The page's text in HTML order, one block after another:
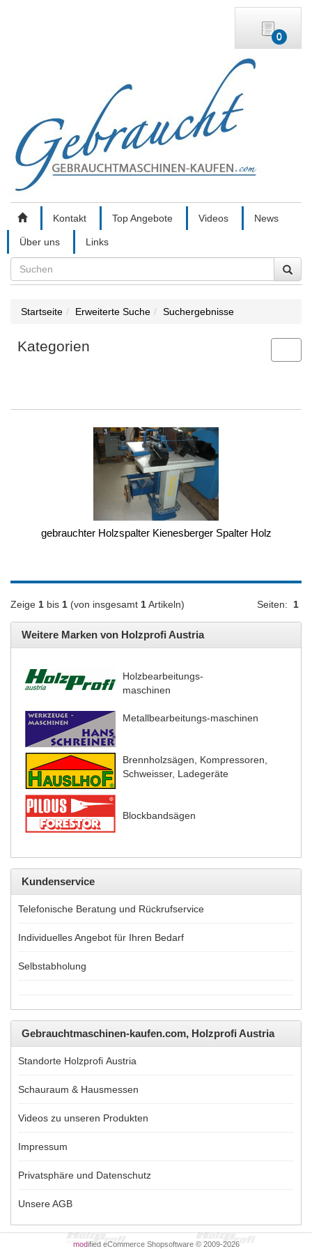
0
Kontakt Top Angebote Videos News
Über uns
Links
Search
Startseite Erweiterte Suche Suchergebnisse
Kategorien
gebrauchter Holzspalter Kienesberger Spalter Holz
Zeige 1 bis 1 (von insgesamt 1Artikeln) Seiten: 1
Weitere Marken von Holzprofi Austria
Holzbearbeitungs-
maschinen
Metallbearbeitungs-maschinen
Brennholzsägen, Kompressoren,
Schweisser, Ladegeräte
Blockbandsägen
Kundenservice
Telefonische Beratung und Rückrufservice
Individuelles Angebot für Ihren Bedarf
Selbstabholung
Gebrauchtmaschinen-kaufen.com, Holzprofi Austria
Standorte Holzprofi Austria
Schauraum & Hausmessen
Videos zu unseren Produkten
Impressum
Privatsphäre und Datenschutz
Unsere AGB
modified eCommerce Shopsoftware © 2009-2026